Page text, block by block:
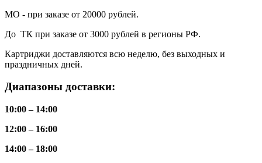
МО - при заказе от 20000 рублей.
До ТК при заказе от 3000 рублей в регионы РФ.
Картриджи доставляются всю неделю, без выходных и
праздничных дней.
Диапазоны доставки:
10:00 – 14:00
12:00 – 16:00
14:00 – 18:00